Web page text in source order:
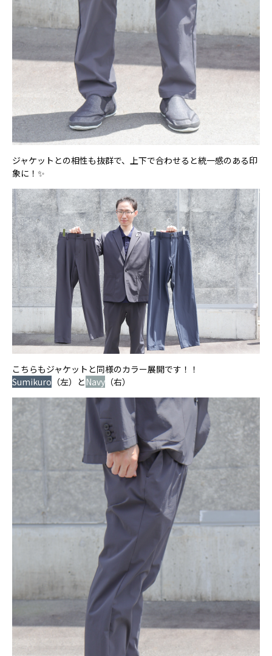
ジャケットとの相性も抜群で、上下で合わせると統一感のある印
象に！✨
こちらもジャケットと同様のカラー展開です！！
Sumikuro （左）とNavy （右）